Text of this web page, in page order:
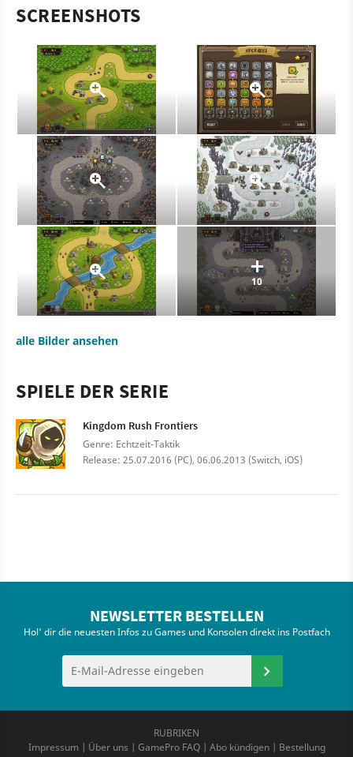
SCREENSHOTS
10
alle Bilder ansehen
SPIELE DER SERIE
Kingdom Rush Frontiers
Genre: Echtzeit-Taktik
Release: 25.07.2016 (PC), 06.06.2013 (Switch, iOS)
NEWSLETTER BESTELLEN
Hol' dir die neuesten Infos zu Games und Konsolen direkt ins Postfach
RUBRIKEN
Impressum| Über uns | GamePro FAQ| Abo kündigen| Bestellung